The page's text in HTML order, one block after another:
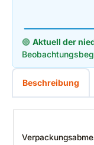
🟢 Aktuell der
Beschreibung